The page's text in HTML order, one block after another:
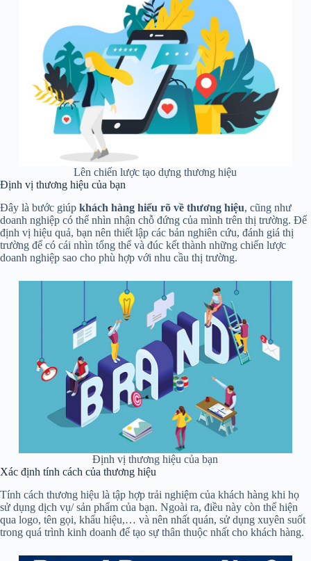
Lên chiến lược tạo dựng thương hiệu
Định vị thương hiệu của bạn
Đây là bước giúp khách hàng hiểu rõ về thương hiệu, cũng như
doanh nghiệp có thể nhìn nhận chỗ đứng của mình trên thị trường. Để
định vị hiệu quả, bạn nên thiết lập các bản nghiên cứu, đánh giá thị
trường để có cái nhìn tổng thể và đúc kết thành những chiến lược
doanh nghiệp sao cho phù hợp với nhu cầu thị trường.
Định vị thương hiệu của bạn
Xác định tính cách của thương hiệu
Tính cách thương hiệu là tập hợp trải nghiệm của khách hàng khi họ
sử dụng dịch vụ/ sản phẩm của bạn. Ngoài ra, điều này còn thể hiện
qua logo, tên gọi, khẩu hiệu,… và nên nhất quán, sử dụng xuyên suốt
trong quá trình kinh doanh để tạo sự thân thuộc nhất cho khách hàng.